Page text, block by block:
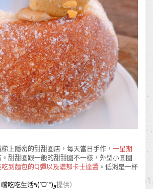
上隱密的甜甜圈店，每天當日手作， 一星期
。甜甜圈跟一般的甜甜圈不一樣，外型小圓圈
到麵包的Q彈以及濃郁卡士達醬 。低消是一杯
JK日嚐吃吃生活٩(ˊᗜˋ*)و提供）